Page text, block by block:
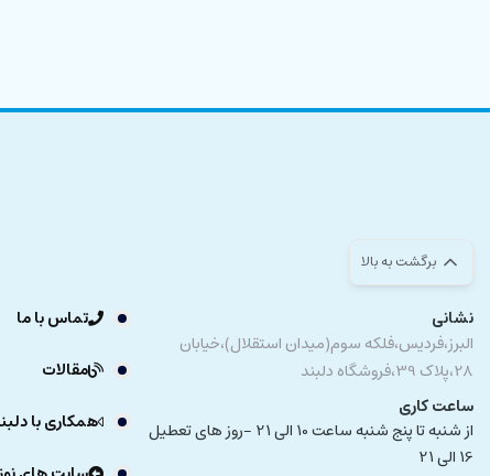
برگشت به بالا
نشانی
البرز،فردیس،فلکه سوم(میدان استقلال)،خیابان
28،پلاک 39،فروشگاه دلبند
ساعت کاری
از شنبه تا پنج شنبه ساعت 10 الی 21 -روز های تعطیل
16 الی 21
تماس با ما
مقالات
همکاری با